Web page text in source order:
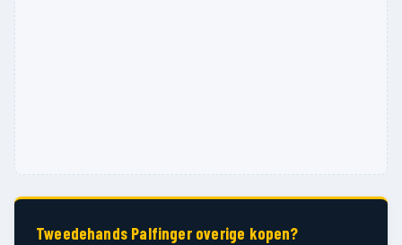
Tweedehands Palfinger overige kopen?